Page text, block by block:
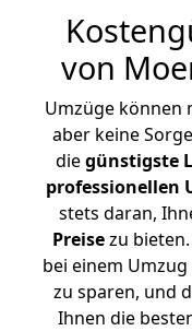
von
Umzüge können
aber keine
diegünstigste
professionellen
stets daran,
Preisezu
bei einem
zu sparen, und
Ihnen die